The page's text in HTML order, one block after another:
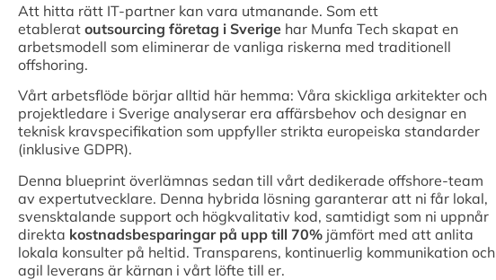
Att hitta rätt IT-partner kan vara utmanande. Som ett
etablerat outsourcing företag i Sverige har Munfa Tech skapat en
arbetsmodell som eliminerar de vanliga riskerna med traditionell
offshoring.
Vårt arbetsflöde börjar alltid här hemma: Våra skickliga arkitekter och
projektledare i Sverige analyserar era affärsbehov och designar en
teknisk kravspecifikation som uppfyller strikta europeiska standarder
(inklusive GDPR).
Denna blueprint överlämnas sedan till vårt dedikerade offshore-team
av expertutvecklare. Denna hybrida lösning garanterar att ni får lokal,
svensktalande support och högkvalitativ kod, samtidigt som ni uppnår
direkta kostnadsbesparingar på upp till 70% jämfört med att anlita
lokala konsulter på heltid. Transparens, kontinuerlig kommunikation och
agil leverans är kärnan i vårt löfte till er.